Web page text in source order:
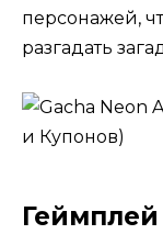
персонажей,
разгадать
Геймплей